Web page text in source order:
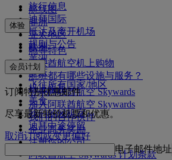
旅行信息
迪拜国际
抵达及离开机场
规则与公告
航线图
非洲
亚太地区
欧洲
美洲
中东
飞往所有国家/地区
体验
舱等特色
阿联酋航空机上购物
航班都有哪些设施与服务？
机上娱乐
美食
我们的候机室
迪拜中途停留
会员计划
登录阿联酋航空 Skywards
加入阿联酋航空 Skywards
我们的合作伙伴
企业商务奖励
注册你的公司
阿联酋航空 Skywards 计划条款
订阅特别优惠邮件
尽享最新特价机票和优惠。
取消订阅或变更偏好
电子邮件地址